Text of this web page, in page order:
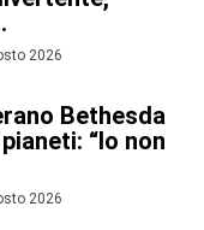
2026
Bethesda
“Io non
2026